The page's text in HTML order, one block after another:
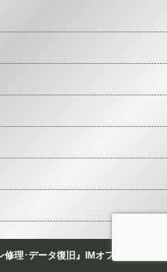
理･データ復旧』IMオフィス